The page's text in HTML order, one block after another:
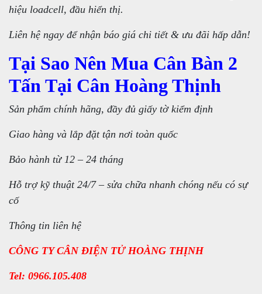
hiệu loadcell, đầu hiển thị.
Liên hệ ngay để nhận báo giá chi tiết & ưu đãi hấp dẫn!
Tại Sao Nên Mua Cân Bàn 2
Tấn Tại Cân Hoàng Thịnh
Sản phẩm chính hãng, đầy đủ giấy tờ kiểm định
Giao hàng và lắp đặt tận nơi toàn quốc
Bảo hành từ 12 – 24 tháng
Hỗ trợ kỹ thuật 24/7 – sửa chữa nhanh chóng nếu có sự
cố
Thông tin liên hệ
CÔNG TY CÂN ĐIỆN TỬ HOÀNG THỊNH
Tel: 0966.105.408